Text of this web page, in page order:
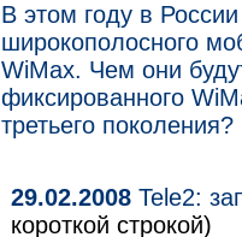
В этом году в
широкополосного
WiMax. Чем они
фиксированного
третьего поколения?
29.02.2008 Tele2:
короткой строкой)